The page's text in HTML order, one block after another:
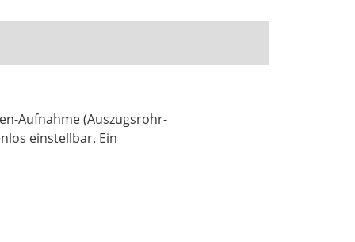
Aufnahme (Auszugsrohr-
einstellbar. Ein